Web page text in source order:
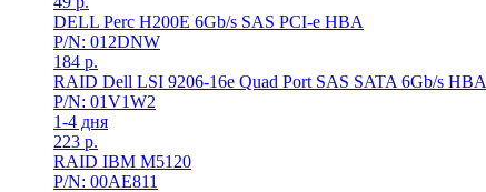
DELL Perc H200E 6Gb/s SAS PCI-e HBA
P/N: 012DNW
184 р.
RAID Dell LSI 9206-16e Quad Port SAS SATA 6Gb/s HBA
P/N: 01V1W2
1-4 дня
223 р.
RAID IBM M5120
P/N: 00AE811